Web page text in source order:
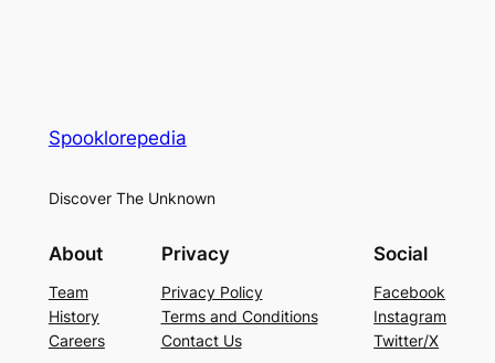
Spooklorepedia
Discover The Unknown
About
Team
History
Careers
Privacy
Privacy Policy
Terms and Conditions
Contact Us
Social
Facebook
Instagram
Twitter/X